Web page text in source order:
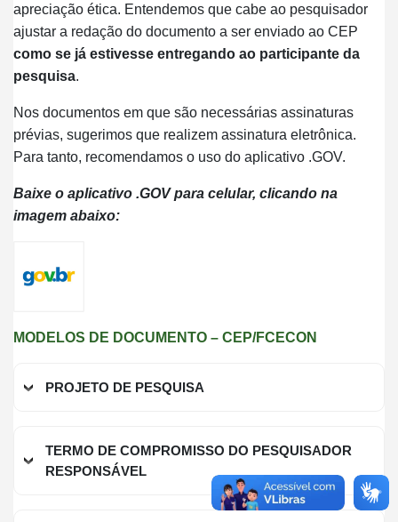
apreciação ética. Entendemos que cabe ao pesquisador
ajustar a redação do documento a ser enviado ao CEP
como se já estivesse entregando ao participante da
pesquisa.
Nos documentos em que são necessárias assinaturas
prévias, sugerimos que realizem assinatura eletrônica.
Para tanto, recomendamos o uso do aplicativo .GOV.
Baixe o aplicativo .GOV para celular, clicando na
imagem abaixo:
MODELOS DE DOCUMENTO – CEP/FCECON
PROJETO DE PESQUISA
TERMO DE COMPROMISSO DO PESQUISADOR
RESPONSÁVEL